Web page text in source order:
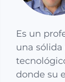
Es un
una
donde su